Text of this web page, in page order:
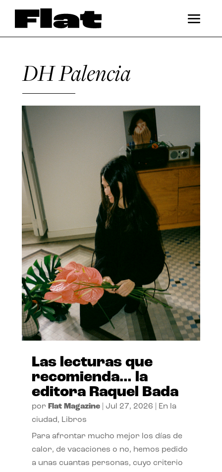
DH Palencia
Las lecturas que
recomienda… la
editora Raquel Bada
por Flat Magazine| Jul 27, 2026
En la
ciudad, Libros
Para afrontar mucho mejor los días de
calor, de vacaciones o no, hemos pedido
a unas cuantas personas, cuyo criterio